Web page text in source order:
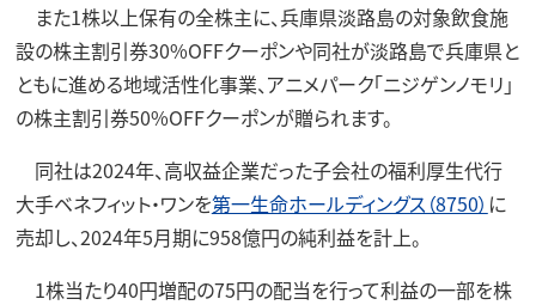
また1株以上保有の全株主に、兵庫県淡路島の対象飲食施
設の株主割引券30%OFFクーポンや同社が淡路島で兵庫県と
ともに進める地域活性化事業、アニメパーク「ニジゲンノモリ」
の株主割引券50%OFFクーポンが贈られます。
同社は2024年、高収益企業だった子会社の福利厚生代行
大手ベネフィット・ワンを第一生命ホールディングス（8750） に
売却し、2024年5月期に958億円の純利益を計上。
1株当たり40円増配の75円の配当を行って利益の一部を株